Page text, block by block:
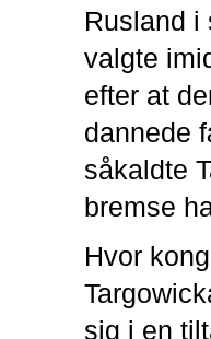
Rusland i
valgte
efter at
dannede
såkaldte
bremse
Hvor
sig i en